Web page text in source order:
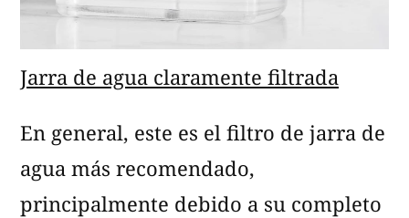
Jarra de agua claramente filtrada
En general, este es el filtro de jarra de
agua más recomendado,
principalmente debido a su completo